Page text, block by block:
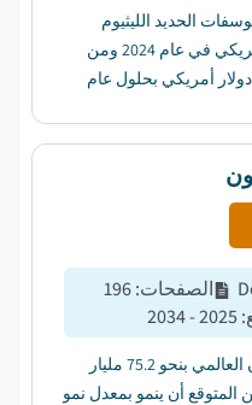
الحديد الليثيوم
المحمولة ب 15.5 مليار دولار أمريكي في عام 2024 ومن
يصل إلى 70.3 مليار دولار أمريكي بحلول عام
الصفحات:
196
:
2025 - 2034
قدر سوق بطاريات الليثيوم أيون العالمي بنحو 75.2 مليار
أمريكي في عام 2024 ومن المتوقع أن ينمو بمعدل نمو